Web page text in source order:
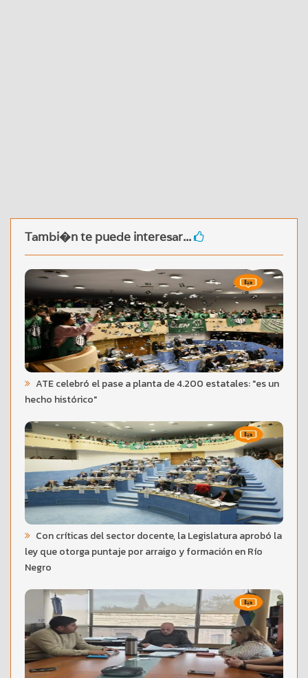
Tambi�n te puede interesar...
ATE celebró el pase a planta de 4.200 estatales: "es un
hecho histórico"
Con críticas del sector docente, la Legislatura aprobó la
ley que otorga puntaje por arraigo y formación en Río
Negro